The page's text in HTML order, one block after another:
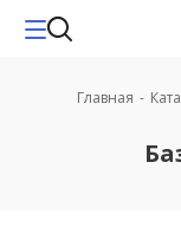
Главная -